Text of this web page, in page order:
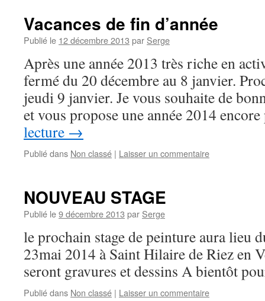
Vacances de fin d’année
Publié le 12 décembre 2013 par Serge
Après une année 2013 très riche en
fermé du 20 décembre au 8 janvier.
jeudi 9 janvier. Je vous souhaite de
et vous propose une année 2014
lecture →
Publié dans Non classé | Laisser un commentaire
NOUVEAU STAGE
Publié le9 décembre 2013 par Serge
le prochain stage de peinture aura lieu
23mai 2014 à Saint Hilaire de Riez en
seront gravures et dessins A bientôt
Publié dans Non classé | Laisser un commentaire